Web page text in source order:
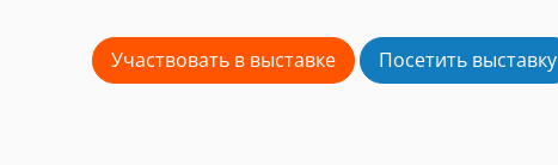
Участвовать в выставке Посетить выставку